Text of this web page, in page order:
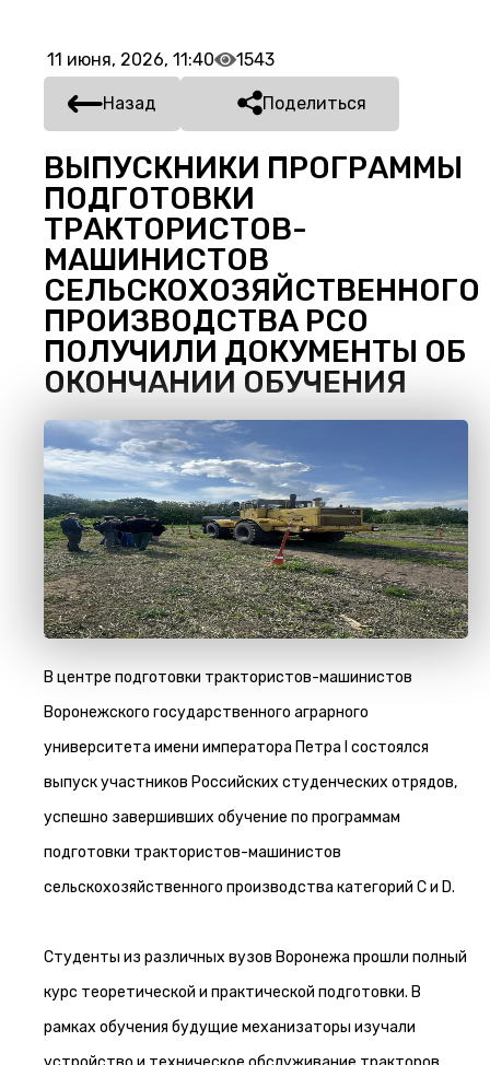
11 июня, 2026, 11:40 1543
Назад Поделиться
ВЫПУСКНИКИ ПРОГРАММЫ
ПОДГОТОВКИ
ТРАКТОРИСТОВ-
МАШИНИСТОВ
СЕЛЬСКОХОЗЯЙСТВЕННОГО
ПРОИЗВОДСТВА РСО
ПОЛУЧИЛИ ДОКУМЕНТЫ ОБ
ОКОНЧАНИИ ОБУЧЕНИЯ
В центре подготовки трактористов-машинистов
Воронежского государственного аграрного
университета имени императора Петра I состоялся
выпуск участников Российских студенческих отрядов,
успешно завершивших обучение по программам
подготовки трактористов-машинистов
сельскохозяйственного производства категорий C и D.
Студенты из различных вузов Воронежа прошли полный
курс теоретической и практической подготовки. В
рамках обучения будущие механизаторы изучали